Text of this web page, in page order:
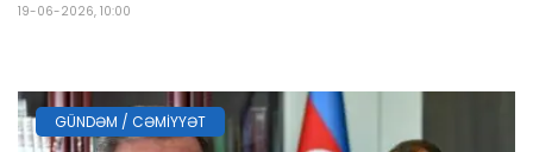
19-06-2026, 10:00
GÜNDƏM / CƏMIYYƏT